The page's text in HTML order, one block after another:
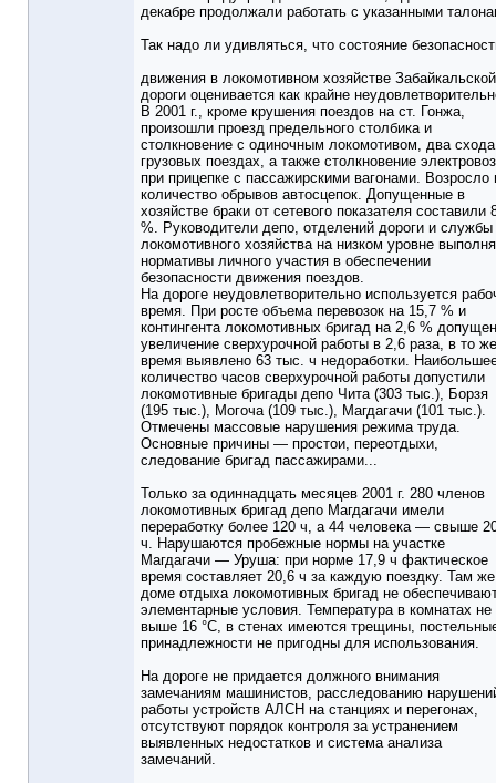
декабре продолжали работать с указанными
Так надо ли удивляться, что состояние
движения в локомотивном хозяйстве Забайкальской
дороги оценивается как крайне
В 2001 г., кроме крушения поездов на ст. Гонжа,
произошли проезд предельного столбика и
столкновение с одиночным локомотивом, два
грузовых поездах, а также столкновение
при прицепке с пассажирскими вагонами. Возросло
количество обрывов автосцепок. Допущенные в
хозяйстве браки от сетевого показателя составили
%. Руководители депо, отделений дороги и службы
локомотивного хозяйства на низком уровне
нормативы личного участия в обеспечении
безопасности движения поездов.
На дороге неудовлетворительно используется
время. При росте объема перевозок на 15,7 % и
контингента локомотивных бригад на 2,6 %
увеличение сверхурочной работы в 2,6 раза, в то же
время выявлено 63 тыс. ч недоработки.
количество часов сверхурочной работы допустили
локомотивные бригады депо Чита (303 тыс.), Борзя
(195 тыс.), Могоча (109 тыс.), Магдагачи (101 тыс.).
Отмечены массовые нарушения режима труда.
Основные причины — простои, переотдыхи,
следование бригад пассажирами...
Только за одиннадцать месяцев 2001 г. 280 членов
локомотивных бригад депо Магдагачи имели
переработку более 120 ч, а 44 человека — свыше
ч. Нарушаются пробежные нормы на участке
Магдагачи — Уруша: при норме 17,9 ч фактическое
время составляет 20,6 ч за каждую поездку. Там
доме отдыха локомотивных бригад не
элементарные условия. Температура в комнатах не
выше 16 °С, в стенах имеются трещины,
принадлежности не пригодны для использования.
На дороге не придается должного внимания
замечаниям машинистов, расследованию
работы устройств АЛСН на станциях и перегонах,
отсутствуют порядок контроля за устранением
выявленных недостатков и система анализа
замечаний.